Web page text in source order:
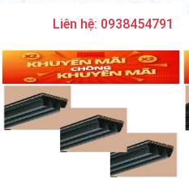
Liên hệ: 0938454791